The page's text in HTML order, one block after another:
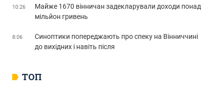
ТОП
10:26
Майже 1670 вінничан задекларували доходи понад
мільйон гривень
8:06
Синоптики попереджають про спеку на Вінниччині
до вихідних і навіть після